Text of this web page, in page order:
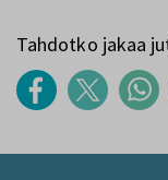
Tahdotko jakaa